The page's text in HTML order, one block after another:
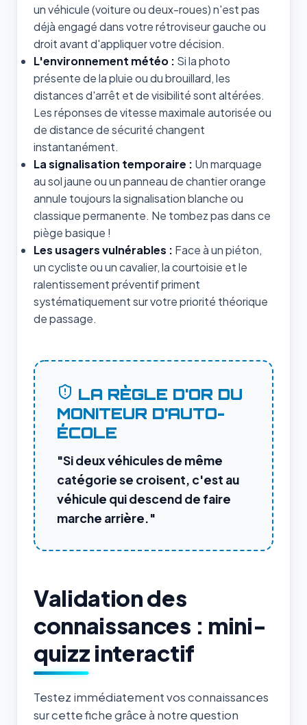
un véhicule (voiture ou deux-roues) n'est pas
déjà engagé dans votre rétroviseur gauche ou
droit avant d'appliquer votre décision.
L'environnement météo : Si la photo
présente de la pluie ou du brouillard, les
distances d'arrêt et de visibilité sont altérées.
Les réponses de vitesse maximale autorisée ou
de distance de sécurité changent
instantanément.
La signalisation temporaire : Un marquage
au sol jaune ou un panneau de chantier orange
annule toujours la signalisation blanche ou
classique permanente. Ne tombez pas dans ce
piège basique !
Les usagers vulnérables : Face à un piéton,
un cycliste ou un cavalier, la courtoisie et le
ralentissement préventif priment
systématiquement sur votre priorité théorique
de passage.
LA RÈGLE D'OR DU
MONITEUR D'AUTO-
ÉCOLE
"Si deux véhicules de même
catégorie se croisent, c'est au
véhicule qui descend de faire
marche arrière."
Validation des
connaissances : mini-
quizz interactif
Testez immédiatement vos connaissances
sur cette fiche grâce à notre question